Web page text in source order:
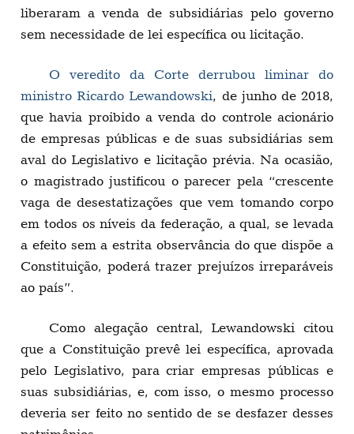
liberaram a venda de subsidiárias pelo governo
sem necessidade de lei específica ou licitação.
O veredito da Corte derrubou liminar do
ministro Ricardo Lewandowski, de junho de 2018,
que havia proibido a venda do controle acionário
de empresas públicas e de suas subsidiárias sem
aval do Legislativo e licitação prévia. Na ocasião,
o magistrado justificou o parecer pela “crescente
vaga de desestatizações que vem tomando corpo
em todos os níveis da federação, a qual, se levada
a efeito sem a estrita observância do que dispõe a
Constituição, poderá trazer prejuízos irreparáveis
ao país”.
Como alegação central, Lewandowski citou
que a Constituição prevê lei específica, aprovada
pelo Legislativo, para criar empresas públicas e
suas subsidiárias, e, com isso, o mesmo processo
deveria ser feito no sentido de se desfazer desses